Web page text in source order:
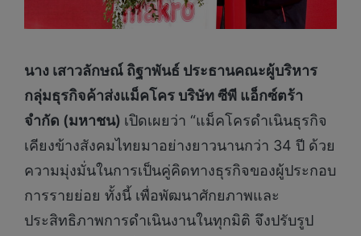
นาง เสาวลักษณ์ ถิฐาพันธ์ ประธานคณะผู้บริหาร
กลุ่มธุรกิจค้าส่งแม็คโคร บริษัท ซีพี แอ็กซ์ตร้า
จำกัด (มหาชน) เปิดเผยว่า “แม็คโครดำเนินธุรกิจ
เคียงข้างสังคมไทยมาอย่างยาวนานกว่า 34 ปี ด้วย
ความมุ่งมั่นในการเป็นคู่คิดทางธุรกิจของผู้ประกอบ
การรายย่อย ทั้งนี้ เพื่อพัฒนาศักยภาพและ
ประสิทธิภาพการดำเนินงานในทุกมิติ จึงปรับรูป